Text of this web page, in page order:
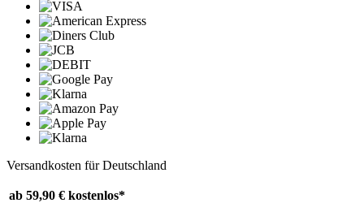
Versandkosten für Deutschland
ab 59,90 € kostenlos*